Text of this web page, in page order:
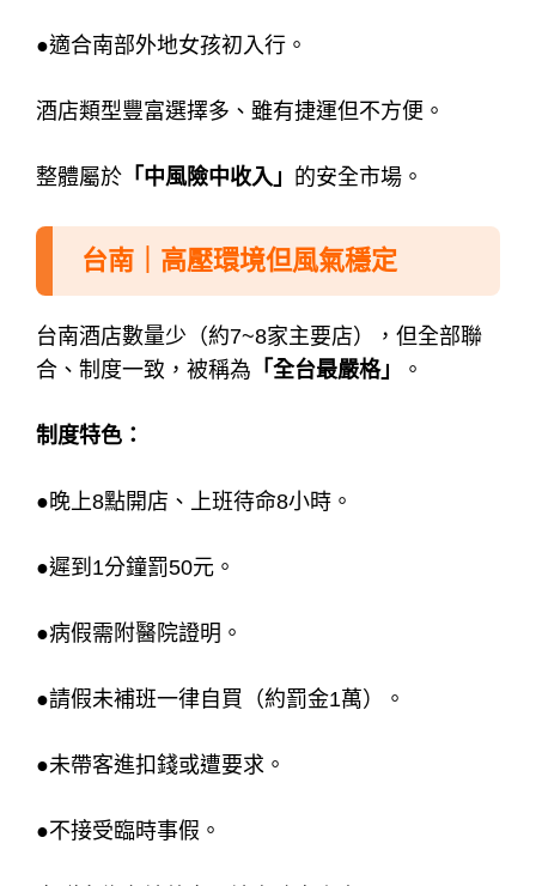
●適合南部外地女孩初入行。
酒店類型豐富選擇多、雖有捷運但不方便。
整體屬於 「中風險中收入」 的安全市場。
台南｜高壓環境但風氣穩定
台南酒店數量少（約7~8家主要店）， 但全部聯
合、制度一致，被稱為 「全台最嚴格」 。
制度特色：
●晚上8點開店、上班待命8小時。
●遲到1分鐘罰50元。
●病假需附醫院證明。
●請假未補班一律自買（約罰金1萬）。
●未帶客進扣錢或遭要求。
●不接受臨時事假。